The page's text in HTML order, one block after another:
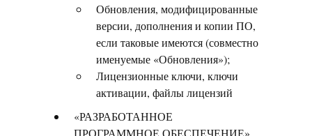
Обновления, модифицированные
версии, дополнения и копии ПО,
если таковые имеются (совместно
именуемые «Обновления»);
Лицензионные ключи, ключи
активации, файлы лицензий
«РАЗРАБОТАННОЕ
ПРОГРАММНОЕ ОБЕСПЕЧЕНИЕ»